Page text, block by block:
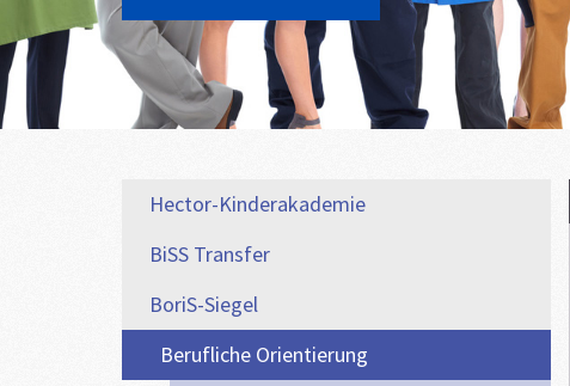
Hector-Kinderakademie
BiSS Transfer
BoriS-Siegel
Berufliche Orientierung